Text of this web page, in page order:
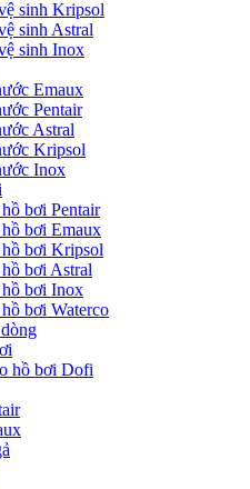
sinh Kripsol
sinh Astral
sinh Inox
Emaux
Pentair
Astral
Kripsol
Inox
bơi Pentair
bơi Emaux
bơi Kripsol
bơi Astral
bơi Inox
bơi Waterco
hồ bơi Dofi